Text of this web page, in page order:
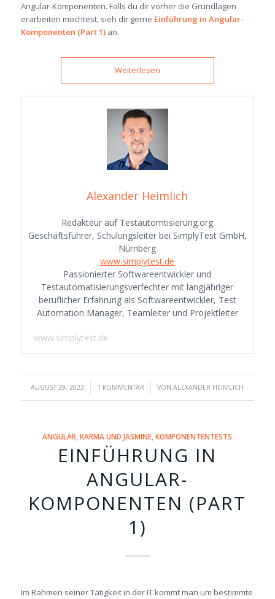
Angular-Komponenten. Falls du dir vorher die Grundlagen
erarbeiten möchtest, sieh dir gerne Einführung in Angular-
Komponenten (Part 1)an.
Weiterlesen
Alexander Heimlich
Redakteur auf Testautomtisierung.org
Geschäftsführer, Schulungsleiter bei SimplyTest GmbH,
Nürnberg
www.simplytest.de
Passionierter Softwareentwickler und
Testautomatisierungsverfechter mit langjähriger
beruflicher Erfahrung als Softwareentwickler, Test
Automation Manager, Teamleiter und Projektleiter
www.simplytest.de
AUGUST 29, 2023
/ 1 KOMMENTAR
/ VONALEXANDER HEIMLICH
ANGULAR ,KARMA UND JASMINE ,KOMPONENTENTESTS
EINFÜHRUNG IN
ANGULAR-
KOMPONENTEN (PART
1)
Im Rahmen seiner Tätigkeit in der IT kommt man um bestimmte